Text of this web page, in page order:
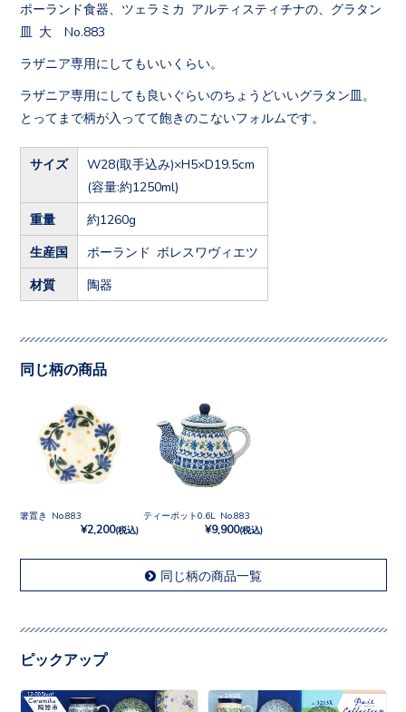
ポーランド食器、ツェラミカ アルティスティチナの、グラタン
皿 大 No.883
ラザニア専用にしてもいいくらい。
ラザニア専用にしても良いぐらいのちょうどいいグラタン皿。
とってまで柄が入ってて飽きのこないフォルムです。
サイズ W28(取手込み)×H5×D19.5cm
(容量:約1250ml)
重量 約1260g
生産国 ポーランド ボレスワヴィエツ
材質 陶器
同じ柄の商品
箸置き No.883
¥2,200(税込)
ティーポット0.6L No.883
¥9,900(税込)
同じ柄の商品一覧
ピックアップ